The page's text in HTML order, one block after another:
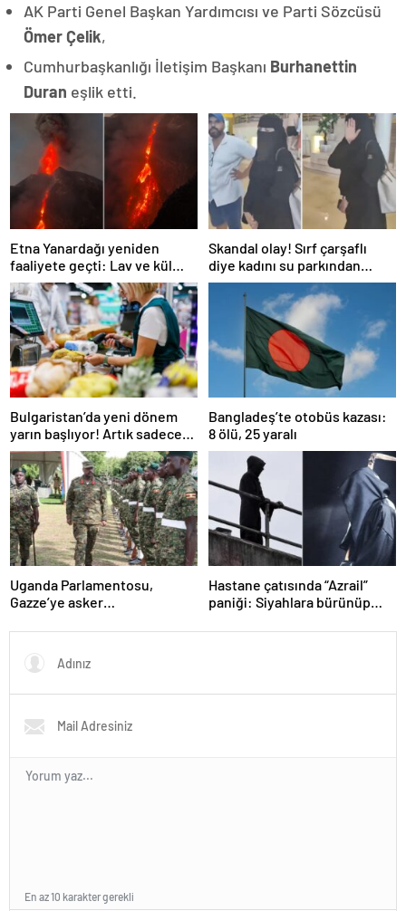
​AK Parti Genel Başkan Yardımcısı ve Parti Sözcüsü
Ömer Çelik,
​Cumhurbaşkanlığı İletişim Başkanı Burhanettin
Duran eşlik etti.
Etna Yanardağı yeniden
faaliyete geçti: Lav ve kül
bulutu gökyüzünü kapladı
Skandal olay! Sırf çarşaflı
diye kadını su parkından
kovdular
Bulgaristan’da yeni dönem
yarın başlıyor! Artık sadece
Euro kullanılacak
Bangladeş’te otobüs kazası:
8 ölü, 25 yaralı
Uganda Parlamentosu,
Gazze’ye asker
Hastane çatısında “Azrail”
paniği: Siyahlara bürünüp
En az 10 karakter gerekli